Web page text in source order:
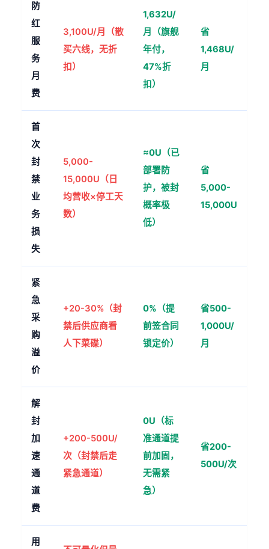
防
红
服
务
月
费
3,100U/月（散
买六线，无折
扣）
1,632U/
月（旗舰
年付，
47%折
扣）
省
1,468U/
月
首
次
封
禁
业
务
损
失
5,000-
15,000U（日
均营收×停工天
数）
≈0U（已
部署防
护，被封
概率极
低）
省
5,000-
15,000U
紧
急
采
购
溢
价
+20-30%（封
禁后供应商看
人下菜碟）
0%（提
前签合同
锁定价）
省500-
1,000U/
月
解
封
加
速
通
道
费
+200-500U/
次（封禁后走
紧急通道）
0U（标
准通道提
前加固，
无需紧
急）
省200-
500U/次
用